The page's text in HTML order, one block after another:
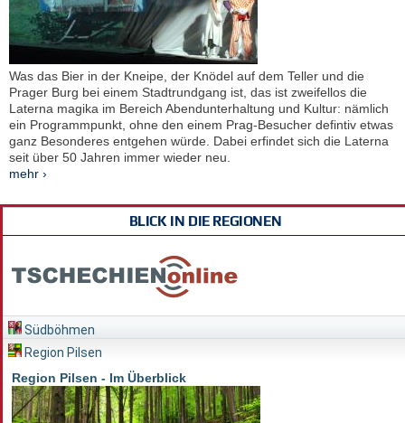
Was das Bier in der Kneipe, der Knödel auf dem Teller und die
Prager Burg bei einem Stadtrundgang ist, das ist zweifellos die
Laterna magika im Bereich Abendunterhaltung und Kultur: nämlich
ein Programmpunkt, ohne den einem Prag-Besucher defintiv etwas
ganz Besonderes entgehen würde. Dabei erfindet sich die Laterna
seit über 50 Jahren immer wieder neu.
mehr ›
BLICK IN DIE REGIONEN
Südböhmen
Region Pilsen
Region Pilsen - Im Überblick